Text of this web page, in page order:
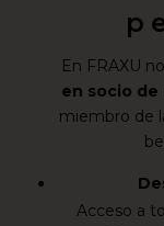
En FRAXU
en socio
miembro de
Acceso a